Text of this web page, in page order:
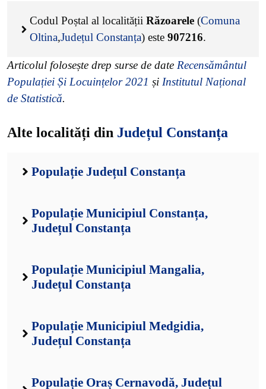
Codul Poștal al localității Răzoarele (Comuna
Oltina,Județul Constanța) este 907216.
Articolul folosește drep surse de date Recensământul
Populației Și Locuințelor 2021 și Institutul Național
de Statistică.
Alte localități din Județul Constanța
Populație Județul Constanța
Populație Municipiul Constanța,
Județul Constanța
Populație Municipiul Mangalia,
Județul Constanța
Populație Municipiul Medgidia,
Județul Constanța
Populație Oraș Cernavodă, Județul